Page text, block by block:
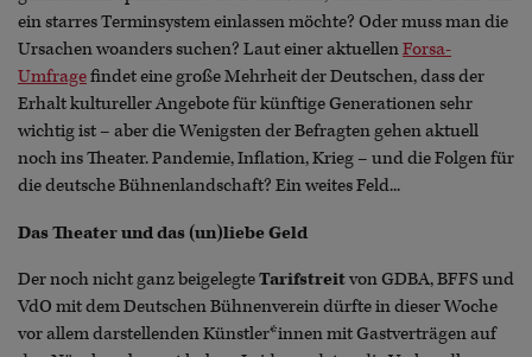
ein starres Terminsystem einlassen möchte? Oder muss man die
Ursachen woanders suchen? Laut einer aktuellenForsa-
Umfragefindet eine große Mehrheit der Deutschen, dass der
Erhalt kultureller Angebote für künftige Generationen sehr
wichtig ist – aber die Wenigsten der Befragten gehen aktuell
noch ins Theater. Pandemie, Inflation, Krieg – und die Folgen für
die deutsche Bühnenlandschaft? Ein weites Feld...
Das Theater und das (un)liebe Geld
Der noch nicht ganz beigelegteTarifstreitvon GDBA, BFFS und
VdO mit dem Deutschen Bühnenverein dürfte in dieser Woche
vor allem darstellenden Künstler*innen mit Gastverträgen auf